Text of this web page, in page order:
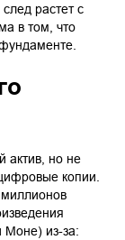
растет с
в том, что
актив, но не
копии.
миллионов
Моне) из-за: